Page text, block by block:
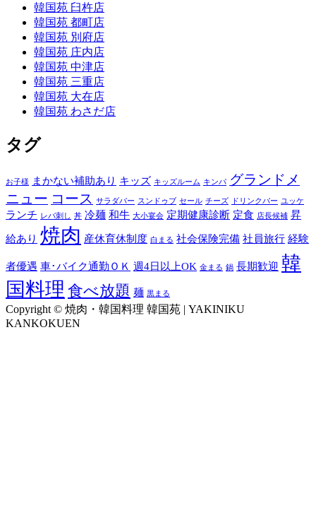
韓国苑 臼杵店
韓国苑 都町店
韓国苑 別府店
韓国苑 庄内店
韓国苑 中津店
韓国苑 三重店
韓国苑 大在店
韓国苑 わさだ店
タグ
お子様 まかない補助あり キッズ キッズルーム キンパ グランドメ
ニュー コース サラダバー スンドゥブ セール チーズ ドリンクバー ユッケ
ランチ レバ刺し 丼 冷麺 和牛 大小宴会 定期健康診断 定食 店長候補 昇
給あり 焼肉 産休育休制度 白まる 社会保険完備 社員旅行 経験
者優遇 車･バイク通勤ＯＫ 週4日以上OK 金まる 鍋 長期歓迎 韓
国料理 食べ放題 麺 黒まる
Copyright © 焼肉・韓国料理 韓国苑 | YAKINIKU
KANKOKUEN